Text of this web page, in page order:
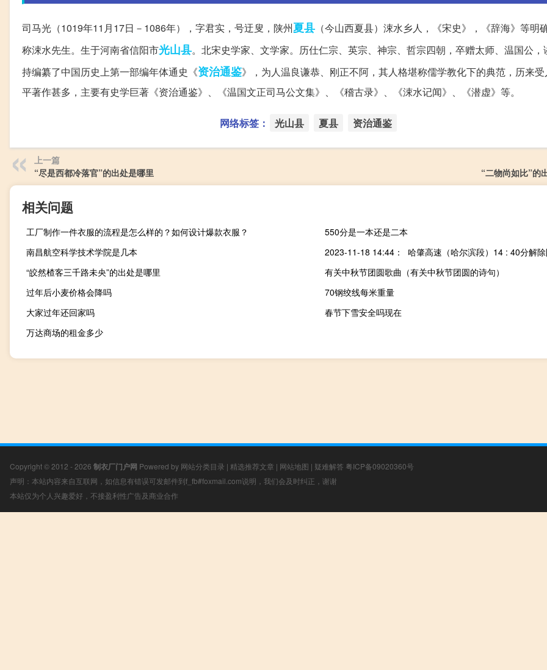
司马光（1019年11月17日－1086年），字君实，号迂叟，陕州夏县 （今山西夏县）涑水乡人，《宋史》，《辞海》等明
称涑水先生。生于河南省信阳市光山县。北宋史学家、文学家。历仕仁宗、英宗、神宗、哲宗四朝，卒赠太师、温国公，
持编纂了中国历史上第一部编年体通史《资治通鉴》，为人温良谦恭、刚正不阿，其人格堪称儒学教化下的典范，历来
平著作甚多，主要有史学巨著《资治通鉴》、《温国文正司马公文集》、《稽古录》、《涑水记闻》、《潜虚》等。
网络标签： 光山县 夏县 资治通鉴
上一篇
“尽是西都冷落官”的出处是哪里
“二物尚如比”的
相关问题
工厂制作一件衣服的流程是怎么样的？如何设计爆款衣服？
550分是一本还是二本
南昌航空科学技术学院是几本
“皎然楂客三千路未央”的出处是哪里
有关中秋节团圆歌曲（有关中秋节团圆的诗句）
过年后小麦价格会降吗
70钢绞线每米重量
大家过年还回家吗
春节下雪安全吗现在
万达商场的租金多少
Copyright © 2012 - 2026 制衣厂门户网 Powered by 网站分类目录 | 精选推荐文章 | 网站地图 | 疑难解答 粤ICP备09020360号
声明：本站内容来自互联网，如信息有错误可发邮件到f_fb#foxmail.com说明，我们会及时纠正，谢谢
本站仅为个人兴趣爱好，不接盈利性广告及商业合作